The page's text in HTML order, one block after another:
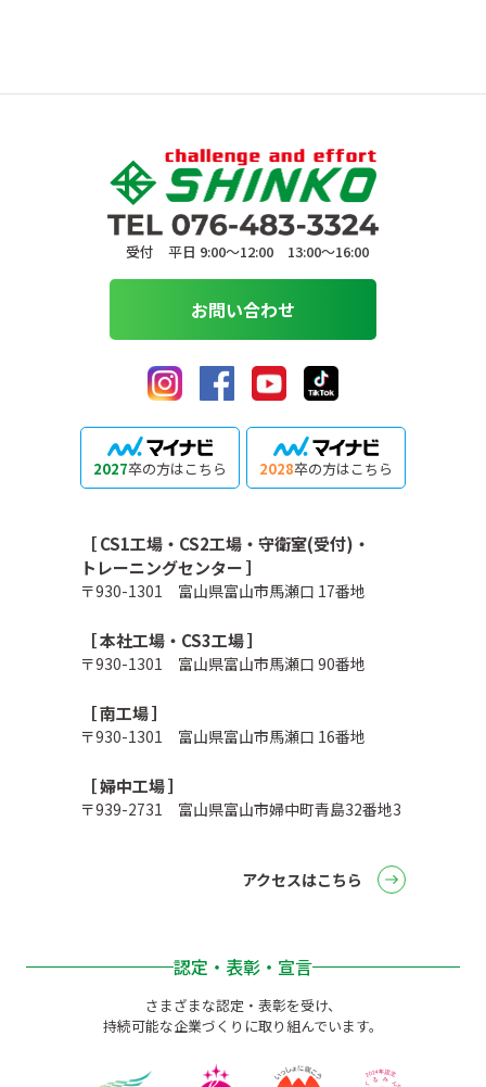
受付 平日 9:00〜12:00 13:00〜16:00
お問い合わせ
2027卒の方はこちら 2028卒の方はこちら
［ CS1工場・CS2工場・守衛室(受付)・
トレーニングセンター ］
〒930-1301 富山県富山市馬瀬口 17番地
［ 本社工場・CS3工場 ］
〒930-1301 富山県富山市馬瀬口 90番地
［ 南工場 ］
〒930-1301 富山県富山市馬瀬口 16番地
［ 婦中工場 ］
〒939-2731 富山県富山市婦中町青島32番地3
アクセスはこちら
認定・表彰・宣言
さまざまな認定・表彰を受け、
持続可能な企業づくりに取り組んでいます。